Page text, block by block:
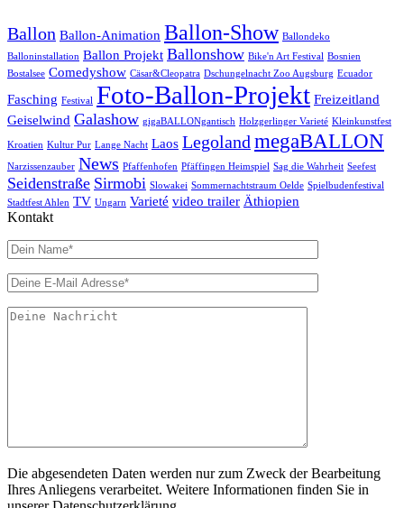
Ballon Ballon-Animation Ballon-Show Ballondeko
Balloninstallation Ballon Projekt Ballonshow Bike'n Art Festival Bosnien
Bostalsee Comedyshow Cäsar&Cleopatra Dschungelnacht Zoo Augsburg Ecuador
Fasching Festival Foto-Ballon-Projekt Freizeitland
Geiselwind Galashow gigaBALLONgantisch Holzgerlinger Varieté Kleinkunstfest
Kroatien Kultur Pur Lange Nacht Laos Legoland megaBALLON
Narzissenzauber News Pfaffenhofen Pfäffingen Heimspiel Sag die Wahrheit Seefest
Seidenstraße Sirmobi Slowakei Sommernachtstraum Oelde Spielbudenfestival
Stadtfest Ahlen TV Ungarn Varieté video trailer Äthiopien
Kontakt
Die abgesendeten Daten werden nur zum Zweck der Bearbeitung
Ihres Anliegens verarbeitet. Weitere Informationen finden Sie in